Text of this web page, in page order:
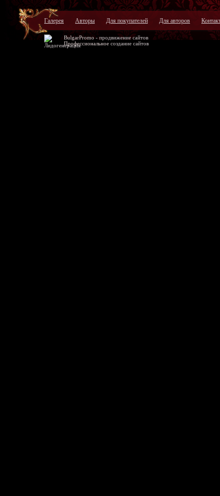
Галерея Авторы Для покупателей Для авторов
BulgarPromo - продвижение сайтов
Профессиональное создание сайтов